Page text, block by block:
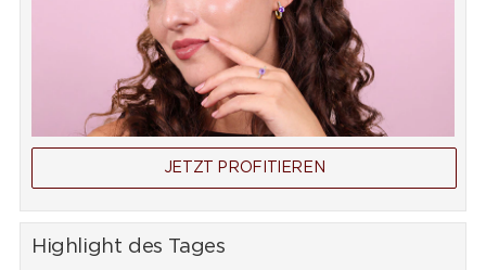
JETZT PROFITIEREN
Highlight des Tages